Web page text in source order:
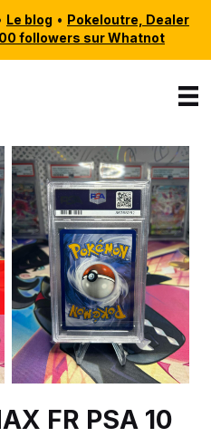
Le blog • Pokeloutre, Dealer
followers sur Whatnot
FR PSA 10